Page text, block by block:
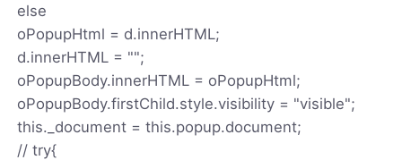
else
oPopupHtml = d.innerHTML;
d.innerHTML = "";
oPopupBody.innerHTML = oPopupHtml;
oPopupBody.firstChild.style.visibility = "visible";
this._document = this.popup.document;
// try{